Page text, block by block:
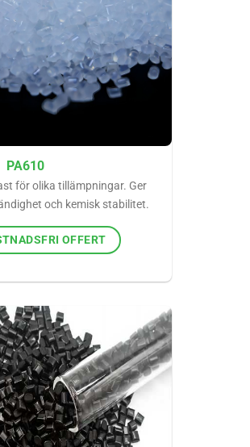
PA610
för olika tillämpningar. Ger
och kemisk stabilitet.
OFFERT